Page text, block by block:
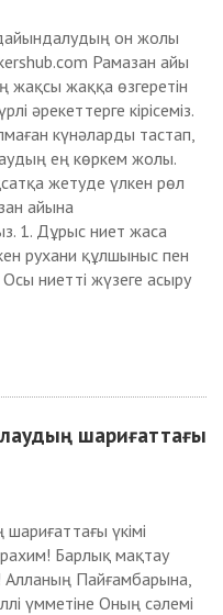
он жолы
Рамазан айы
жақсы жаққа өзгеретін
әрекеттерге кірісеміз.
күнәларды тастап,
ең көркем жолы.
жетуде үлкен рөл
айына
1. Дұрыс ниет жаса
рухани құлшыныс пен
ниетті жүзеге асыру
шариғаттағы
үкімі
Барлық мақтау
Алланың Пайғамбарына,
үмметіне Оның сәлемі